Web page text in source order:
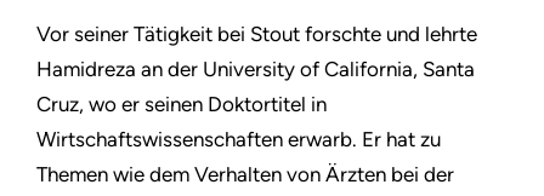
Vor seiner Tätigkeit bei Stout forschte und lehrte
Hamidreza an der University of California, Santa
Cruz, wo er seinen Doktortitel in
Wirtschaftswissenschaften erwarb. Er hat zu
Themen wie dem Verhalten von Ärzten bei der